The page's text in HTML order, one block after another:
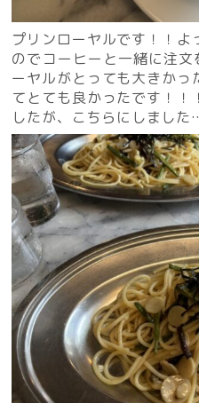
プリンローヤルです！！
のでコーヒーと一緒に注文
ーヤルがとっても大きかっ
てとても良かったです！！
したが、こちらにしました